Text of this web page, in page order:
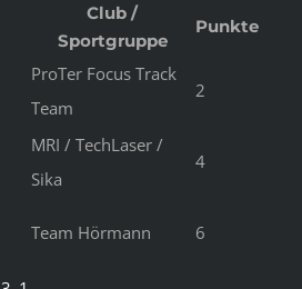
Club /
Sportgruppe
Punkte
ProTer Focus Track
Team
2
MRI / TechLaser /
Sika
4
Team Hörmann 6